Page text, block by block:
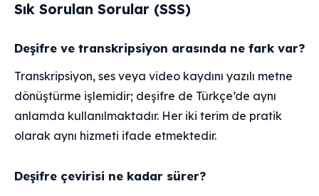
Sık Sorulan Sorular (SSS)
Deşifre ve transkripsiyon arasında ne fark var?
Transkripsiyon, ses veya video kaydını yazılı metne
dönüştürme işlemidir; deşifre de Türkçe’de aynı
anlamda kullanılmaktadır. Her iki terim de pratik
olarak aynı hizmeti ifade etmektedir.
Deşifre çevirisi ne kadar sürer?